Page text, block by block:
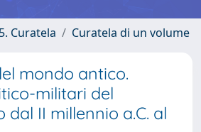
Curatela Curatela di un volume
mondo antico.
militari del
dal II millennio a.C. al